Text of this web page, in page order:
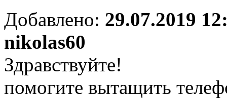
Добавлено: 29.07.2019
nikolas60
Здравствуйте!
помогите вытащить